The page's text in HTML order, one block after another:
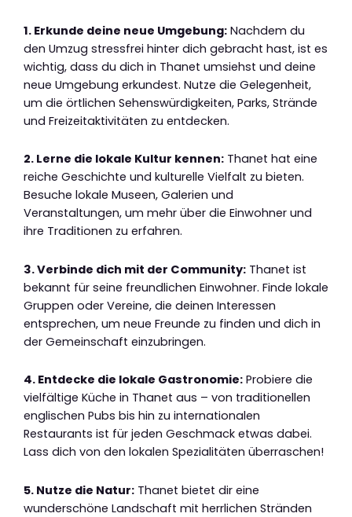
1. Erkunde deine neue Umgebung: Nachdem du
den Umzug stressfrei hinter dich gebracht hast, ist es
wichtig, dass du dich in Thanet umsiehst und deine
neue Umgebung erkundest. Nutze die Gelegenheit,
um die örtlichen Sehenswürdigkeiten, Parks, Strände
und Freizeitaktivitäten zu entdecken.
2. Lerne die lokale Kultur kennen: Thanet hat eine
reiche Geschichte und kulturelle Vielfalt zu bieten.
Besuche lokale Museen, Galerien und
Veranstaltungen, um mehr über die Einwohner und
ihre Traditionen zu erfahren.
3. Verbinde dich mit der Community: Thanet ist
bekannt für seine freundlichen Einwohner. Finde lokale
Gruppen oder Vereine, die deinen Interessen
entsprechen, um neue Freunde zu finden und dich in
der Gemeinschaft einzubringen.
4. Entdecke die lokale Gastronomie: Probiere die
vielfältige Küche in Thanet aus – von traditionellen
englischen Pubs bis hin zu internationalen
Restaurants ist für jeden Geschmack etwas dabei.
Lass dich von den lokalen Spezialitäten überraschen!
5. Nutze die Natur: Thanet bietet dir eine
wunderschöne Landschaft mit herrlichen Stränden